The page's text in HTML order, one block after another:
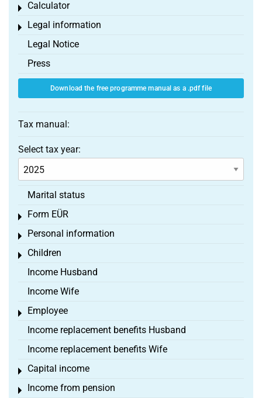
Calculator
Toggle menu
Legal information
Toggle menu
Legal Notice
Press
Download the free programme manual as a .pdf file
Tax manual:
Select tax year:
Marital status
Form EÜR
Toggle menu
Personal information
Toggle menu
Children
Toggle menu
Income Husband
Income Wife
Employee
Toggle menu
Income replacement benefits Husband
Income replacement benefits Wife
Capital income
Toggle menu
Income from pension
Toggle menu